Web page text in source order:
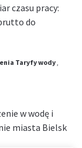
czasu pracy:
do
Taryfy wody,
w wodę i
miasta Bielsk